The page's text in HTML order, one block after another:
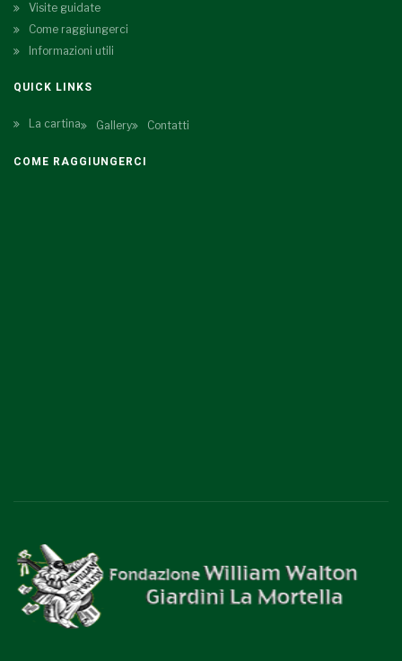
Visite guidate
Come raggiungerci
Informazioni utili
QUICK LINKS
La cartina Gallery Contatti
COME RAGGIUNGERCI